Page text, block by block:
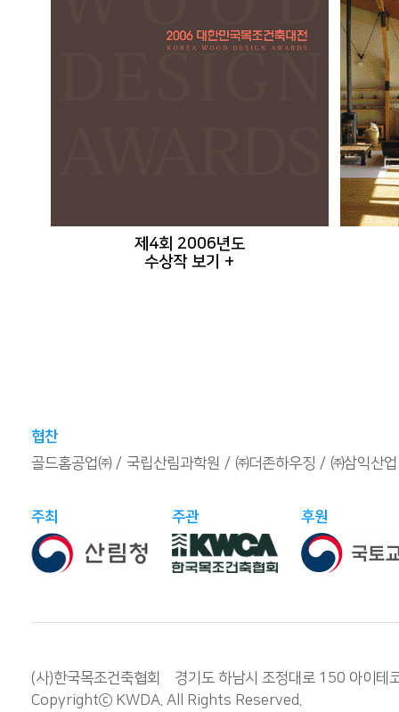
제4회 2006년도
수상작 보기 +
협찬
골드홈공업㈜
국립산림과학원 ㈜더존하우징 ㈜삼익산업
주최 주관 후원
(사)한국목조건축협회 경기도 하남시 조정대로 150 아
Copyrightⓒ KWDA. All Rights Reserved.